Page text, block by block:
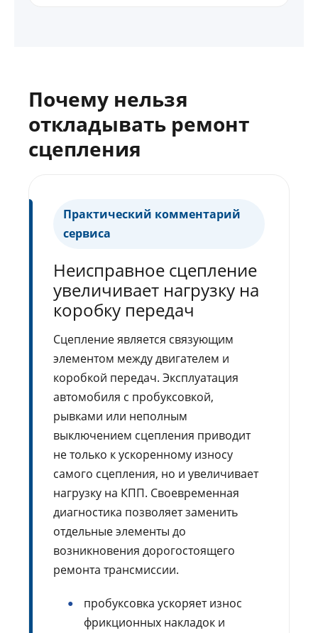
Почему нельзя
откладывать ремонт
сцепления
Практический комментарий
сервиса
Неисправное сцепление
увеличивает нагрузку на
коробку передач
Сцепление является связующим
элементом между двигателем и
коробкой передач. Эксплуатация
автомобиля с пробуксовкой,
рывками или неполным
выключением сцепления приводит
не только к ускоренному износу
самого сцепления, но и увеличивает
нагрузку на КПП. Своевременная
диагностика позволяет заменить
отдельные элементы до
возникновения дорогостоящего
ремонта трансмиссии.
пробуксовка ускоряет износ
фрикционных накладок и